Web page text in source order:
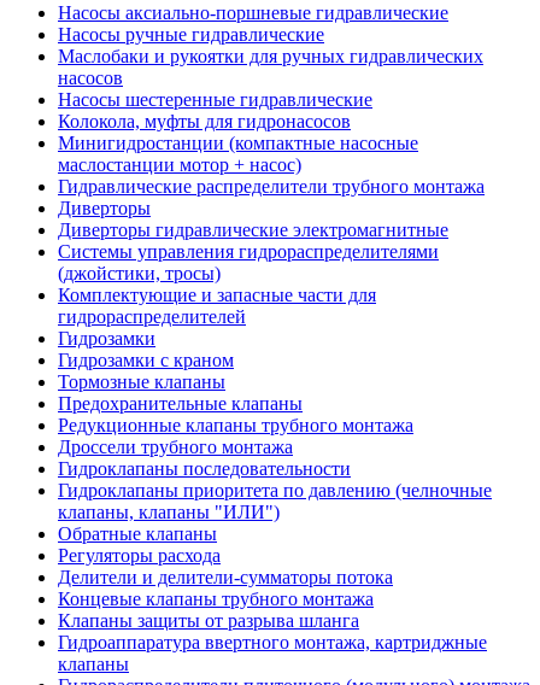
Насосы аксиально-поршневые гидравлические
Насосы ручные гидравлические
Маслобаки и рукоятки для ручных гидравлических
насосов
Насосы шестеренные гидравлические
Колокола, муфты для гидронасосов
Минигидростанции (компактные насосные
маслостанции мотор + насос)
Гидравлические распределители трубного монтажа
Диверторы
Диверторы гидравлические электромагнитные
Системы управления гидрораспределителями
(джойстики, тросы)
Комплектующие и запасные части для
гидрораспределителей
Гидрозамки
Гидрозамки с краном
Тормозные клапаны
Предохранительные клапаны
Редукционные клапаны трубного монтажа
Дроссели трубного монтажа
Гидроклапаны последовательности
Гидроклапаны приоритета по давлению (челночные
клапаны, клапаны "ИЛИ")
Обратные клапаны
Регуляторы расхода
Делители и делители-сумматоры потока
Концевые клапаны трубного монтажа
Клапаны защиты от разрыва шланга
Гидроаппаратура ввертного монтажа, картриджные
клапаны